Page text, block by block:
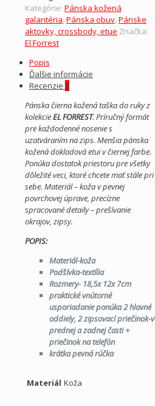
Kategórie: Pánska kožená
galantéria,Pánska obuv,Pánske
aktovky, crossbody, etue Značka:
El Forrest
Popis
Ďalšie informácie
Recenzie 0
Pánska čierna kožená taška do ruky z
kolekcieEL FORREST. Príručný formát
pre každodenné nosenie s
uzatváraním na zips. Menšia pánska
kožená dokladová etui v čiernej farbe.
Ponúka dostatok priestoru pre všetky
dôležité veci, ktoré chcete mať stále pri
sebe. Materiál – koža v pevnej
povrchovej úprave, precízne
spracované detaily – prešívanie
okrajov, zipsy.
POPIS:
Materiál-koža
Podšívka-textília
Rozmery- 18,5x 12x 7cm
praktické vnútorné
usporiadanie ponúka 2 hlavné
oddiely, 2 zipsovací priečinok-v
prednej a zadnej časti +
priečinok na telefón
krátka pevná rúčka
Materiál Koža